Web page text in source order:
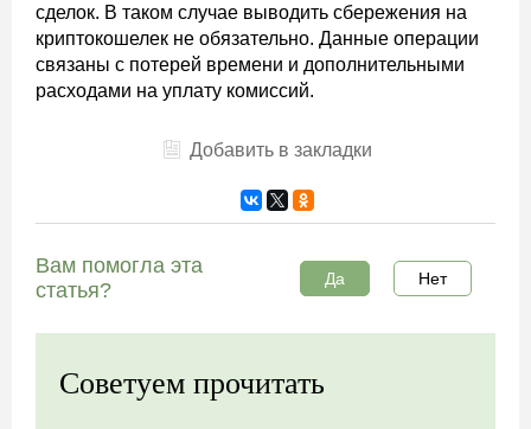
сделок. В таком случае выводить сбережения на
криптокошелек не обязательно. Данные операции
связаны с потерей времени и дополнительными
расходами на уплату комиссий.
Добавить в закладки
Вам помогла эта
статья?
Да Нет
Советуем прочитать